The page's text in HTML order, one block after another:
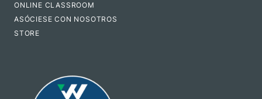
ONLINE CLASSROOM
ASÓCIESE CON NOSOTROS
STORE